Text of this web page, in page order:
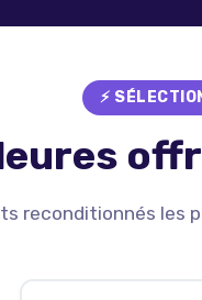
⚡
reconditionnés les